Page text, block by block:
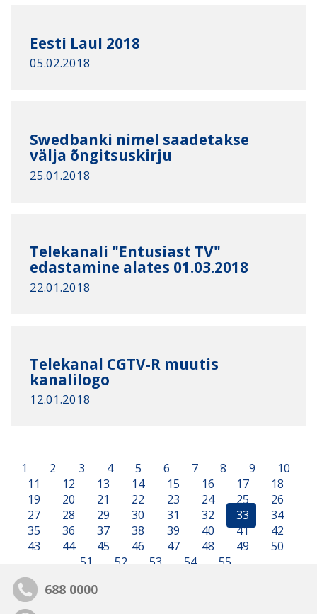
Eesti Laul 2018
05.02.2018
Swedbanki nimel saadetakse
välja õngitsuskirju
25.01.2018
Telekanali "Entusiast TV"
edastamine alates 01.03.2018
22.01.2018
Telekanal CGTV-R muutis
kanalilogo
12.01.2018
1 2 3 4 5 6 7 8 9
10
11
12 13 14 15 16 17
18
19
20 21 22 23 24 25
26
27
28 29 30 31 32 33
34
35
36 37 38 39 40 41
42
43
44 45 46 47 48 49
50
51
52 53 54 55
688 0000